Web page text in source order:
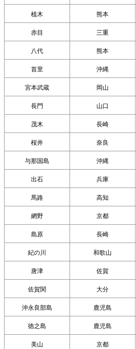
植木 熊本
赤目 三重
八代 熊本
首里 沖縄
宮本武蔵 岡山
長門 山口
茂木 長崎
桜井 奈良
与那国島 沖縄
出石 兵庫
馬路 高知
網野 京都
島原 長崎
紀の川 和歌山
唐津 佐賀
佐賀関 大分
沖永良部島 鹿児島
徳之島 鹿児島
美山 京都